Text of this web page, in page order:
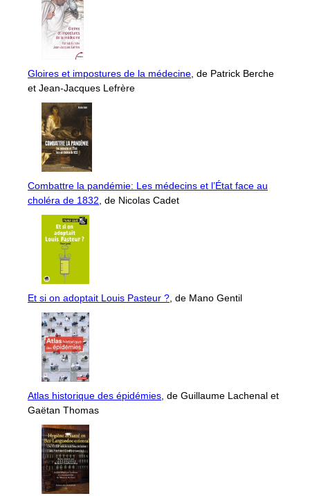
Gloires et impostures de la médecine, de Patrick Berche
et Jean-Jacques Lefrère
Combattre la pandémie: Les médecins et l’État face au
choléra de 1832, de Nicolas Cadet
Et si on adoptait Louis Pasteur ?, de Mano Gentil
Atlas historique des épidémies, de Guillaume Lachenal et
Gaëtan Thomas